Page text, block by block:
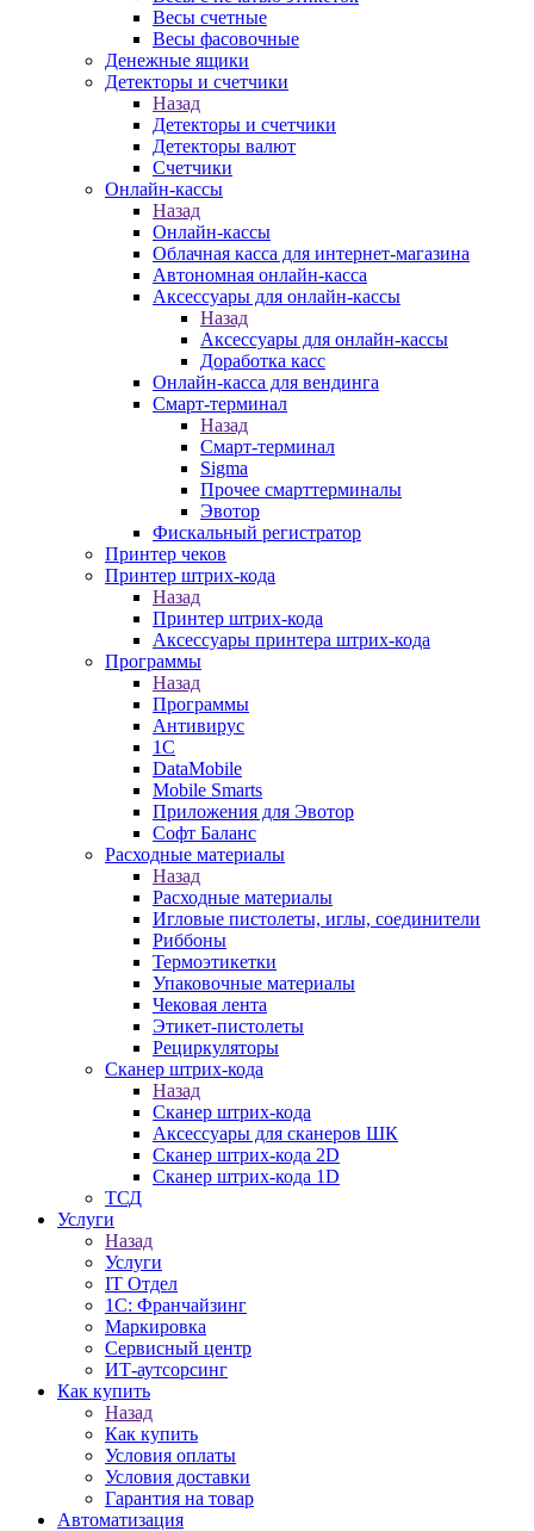
Весы счетные
Весы фасовочные
Денежные ящики
Детекторы и счетчики
Назад
Детекторы и счетчики
Детекторы валют
Счетчики
Онлайн-кассы
Назад
Онлайн-кассы
Облачная касса для интернет-магазина
Автономная онлайн-касса
Аксессуары для онлайн-кассы
Назад
Аксессуары для онлайн-кассы
Доработка касс
Онлайн-касса для вендинга
Смарт-терминал
Назад
Смарт-терминал
Sigma
Прочее смарттерминалы
Эвотор
Фискальный регистратор
Принтер чеков
Принтер штрих-кода
Назад
Принтер штрих-кода
Аксессуары принтера штрих-кода
Программы
Назад
Программы
Антивирус
1С
DataMobile
Mobile Smarts
Приложения для Эвотор
Софт Баланс
Расходные материалы
Назад
Расходные материалы
Игловые пистолеты, иглы, соединители
Риббоны
Термоэтикетки
Упаковочные материалы
Чековая лента
Этикет-пистолеты
Рециркуляторы
Сканер штрих-кода
Назад
Сканер штрих-кода
Аксессуары для сканеров ШК
Сканер штрих-кода 2D
Сканер штрих-кода 1D
ТСД
Услуги
Назад
Услуги
IT Отдел
1С: Франчайзинг
Маркировка
Сервисный центр
ИТ-аутсорсинг
Как купить
Назад
Как купить
Условия оплаты
Условия доставки
Гарантия на товар
Автоматизация